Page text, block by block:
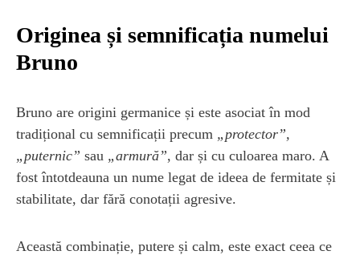
Originea și semnificația numelui
Bruno
Bruno are origini germanice și este asociat în mod
tradițional cu semnificații precum „protector”,
„puternic” sau „armură”, dar și cu culoarea maro. A
fost întotdeauna un nume legat de ideea de fermitate și
stabilitate, dar fără conotații agresive.
Această combinație, putere și calm, este exact ceea ce